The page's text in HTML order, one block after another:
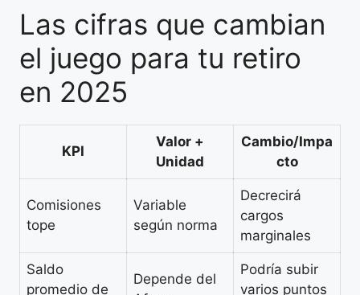
Las cifras que cambian
el juego para tu retiro
en 2025
KPI
Valor +
Unidad
Cambio/Impa
cto
Comisiones
tope
Variable
según norma
Decrecirá
cargos
marginales
Saldo
promedio de
Depende del
Podría subir
varios puntos